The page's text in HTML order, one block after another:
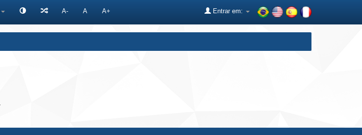
A- A A+ Entrar em: